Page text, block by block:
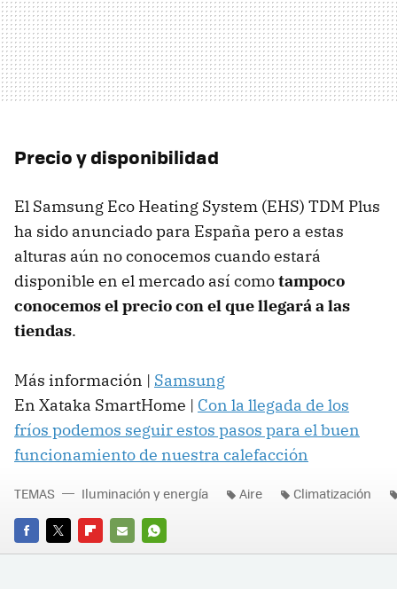
Precio y disponibilidad
El Samsung Eco Heating System (EHS) TDM Plus
ha sido anunciado para España pero a estas
alturas aún no conocemos cuando estará
disponible en el mercado así comotampoco
conocemos el precio con el que llegará a las
tiendas.
Más información | Samsung
En Xataka SmartHome | Con la llegada de los
fríos podemos seguir estos pasos para el buen
funcionamiento de nuestra calefacción
FACEBOOK
TWITTERFLIPBOARD
E-
WHATSAPP
TEMAS Iluminación y energía Aire Climatización